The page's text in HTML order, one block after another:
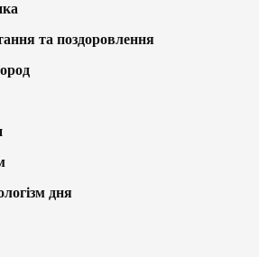
та поздоровлення
дня